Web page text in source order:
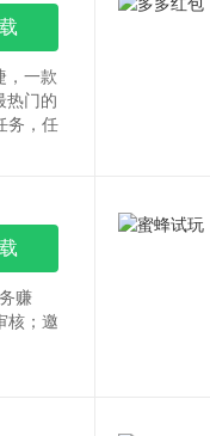
，一款
热门的
务，任
赚
核；邀